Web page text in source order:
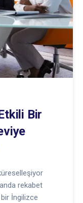
Bir
rekabet
İngilizce